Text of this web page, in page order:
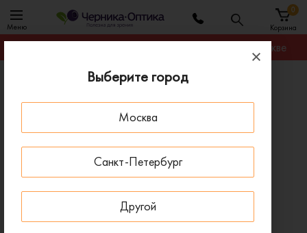
Выберите город
Москва
Санкт-Петербург
Другой
Меню Корзина
0
Гарантируем лучшую цену на любую оправу в Москве
Оправы для очков
Оправа Fisher-Price FPM014 08
- 50 % ДО 15 АВГУСТА